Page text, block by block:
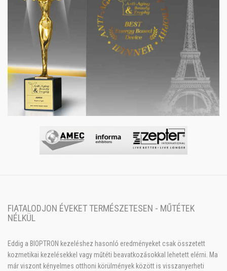
FIATALODJON ÉVEKET TERMÉSZETESEN - MŰTÉTEK
NÉLKÜL
Eddig a BIOPTRON kezeléshez hasonló eredményeket csak összetett
kozmetikai kezelésekkel vagy műtéti beavatkozásokkal lehetett elérni. Ma
már viszont kényelmes otthoni körülmények között is visszanyerheti